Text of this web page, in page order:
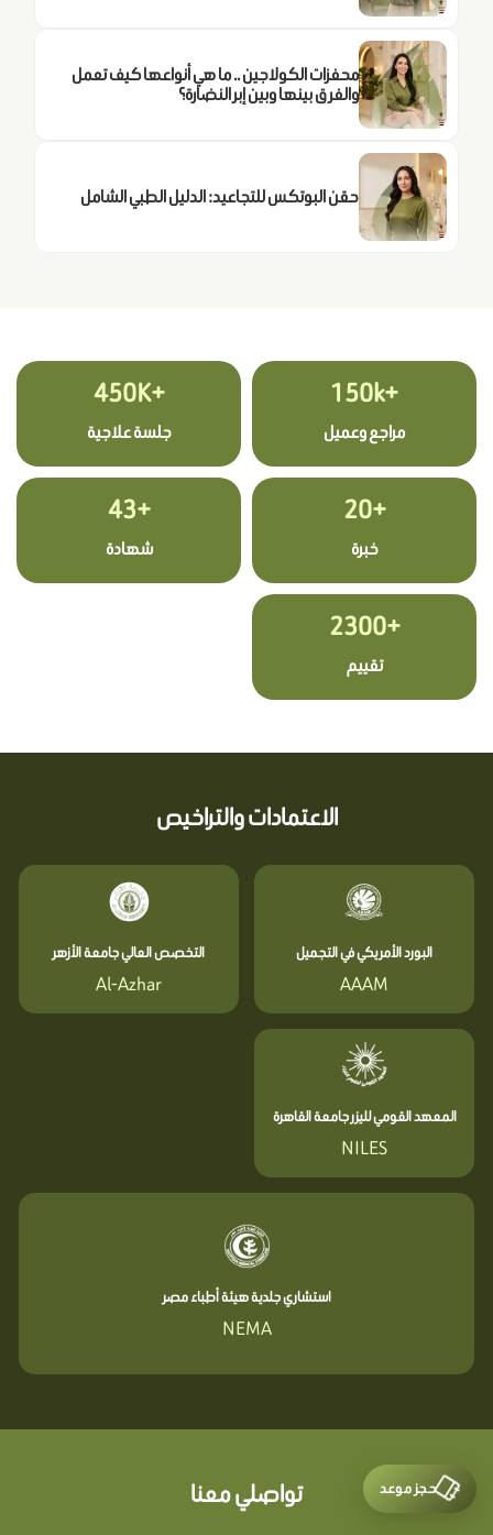
محفزات الكولاجين .. ما هي أنواعها كيف تعمل
والفرق بينها وبين إبر النضارة؟
حقن البوتكس للتجاعيد: الدليل الطبي الشامل
+150k
مراجع وعميل
+450K
جلسة علاجية
+20
خبرة
+43
شهادة
+2300
تقييم
الاعتمادات والتراخيص
البورد الأمريكي في التجميل
AAAM
التخصص العالي جامعة الأزهر
Al-Azhar
المعهد القومي لليزر جامعة القاهرة
NILES
استشاري جلدية هيئة أطباء مصر
NEMA
تواصلي معنا حجز موعد